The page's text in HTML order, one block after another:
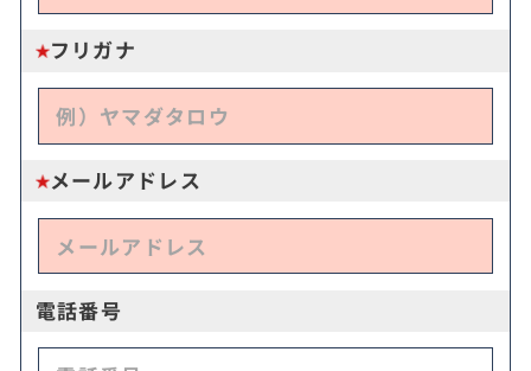
フリガナ
メールアドレス
電話番号